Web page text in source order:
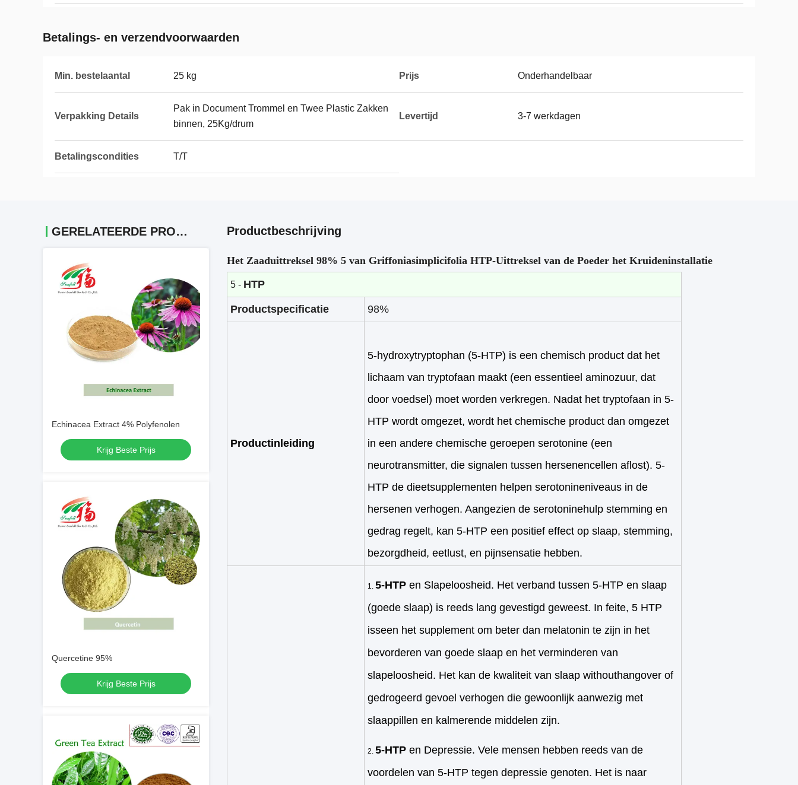
Betalings- en verzendvoorwaarden
Min. bestelaantal 25 kg Prijs Onderhandelbaar
Verpakking Details
Pak in Document Trommel en Twee Plastic Zakken
binnen, 25Kg/drum
Levertijd 3-7 werkdagen
Betalingscondities T/T
GERELATEERDE PRODUCTEN
Echinacea Extract 4% Polyfenolen
Krijg Beste Prijs
Quercetine 95%
Krijg Beste Prijs
Productbeschrijving
Het Zaaduittreksel 98% 5 van Griffoniasimplicifolia HTP-Uittreksel van de Poeder het Kruideninstallatie
5 - HTP
Productspecificatie 98%
Productinleiding
5-hydroxytryptophan (5-HTP) is een chemisch product dat het
lichaam van tryptofaan maakt (een essentieel aminozuur, dat
door voedsel) moet worden verkregen. Nadat het tryptofaan in 5-
HTP wordt omgezet, wordt het chemische product dan omgezet
in een andere chemische geroepen serotonine (een
neurotransmitter, die signalen tussen hersenencellen aflost). 5-
HTP de dieetsupplementen helpen serotonineniveaus in de
hersenen verhogen. Aangezien de serotoninehulp stemming en
gedrag regelt, kan 5-HTP een positief effect op slaap, stemming,
bezorgdheid, eetlust, en pijnsensatie hebben.
5-HTP en Slapeloosheid. Het verband tussen 5-HTP en slaap
(goede slaap) is reeds lang gevestigd geweest. In feite, 5 HTP
isseen het supplement om beter dan melatonin te zijn in het
bevorderen van goede slaap en het verminderen van
slapeloosheid. Het kan de kwaliteit van slaap withouthangover of
gedrogeerd gevoel verhogen die gewoonlijk aanwezig met
slaappillen en kalmerende middelen zijn.
5-HTP en Depressie. Vele mensen hebben reeds van de
voordelen van 5-HTP tegen depressie genoten. Het is naar